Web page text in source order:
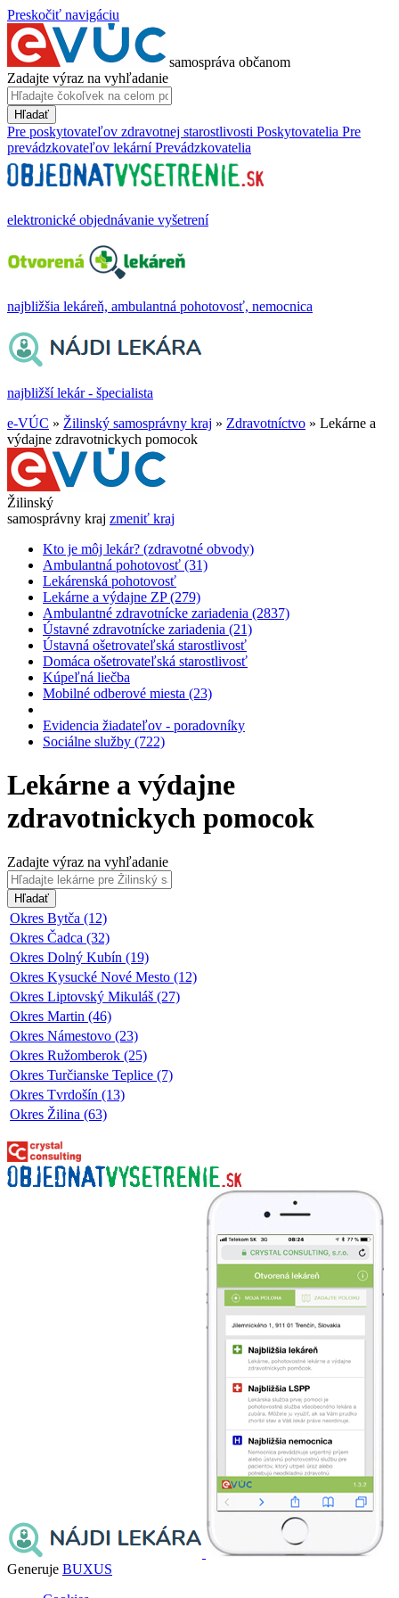
Preskočiť navigáciu
samospráva občanom
Zadajte výraz na vyhľadanie
Hľadať
Pre poskytovateľov zdravotnej starostlivosti Poskytovatelia Pre
prevádzkovateľov lekární Prevádzkovatelia
elektronické objednávanie vyšetrení
najbližšia lekáreň, ambulantná pohotovosť, nemocnica
najbližší lekár - špecialista
e-VÚC » Žilinský samosprávny kraj » Zdravotníctvo » Lekárne a
výdajne zdravotnickych pomocok
Žilinský
samosprávny kraj zmeniť kraj
Kto je môj lekár? (zdravotné obvody)
Ambulantná pohotovosť (31)
Lekárenská pohotovosť
Lekárne a výdajne ZP (279)
Ambulantné zdravotnícke zariadenia (2837)
Ústavné zdravotnícke zariadenia (21)
Ústavná ošetrovateľská starostlivosť
Domáca ošetrovateľská starostlivosť
Kúpeľná liečba
Mobilné odberové miesta (23)
Evidencia žiadateľov - poradovníky
Sociálne služby (722)
Lekárne a výdajne
zdravotnickych pomocok
Zadajte výraz na vyhľadanie
Hľadať
Okres Bytča (12)
Okres Čadca (32)
Okres Dolný Kubín (19)
Okres Kysucké Nové Mesto (12)
Okres Liptovský Mikuláš (27)
Okres Martin (46)
Okres Námestovo (23)
Okres Ružomberok (25)
Okres Turčianske Teplice (7)
Okres Tvrdošín (13)
Okres Žilina (63)
Generuje BUXUS